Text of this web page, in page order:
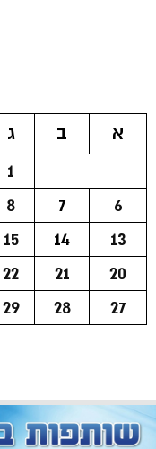
א
ב ג
1
6
7
8
13
14
15
20
21
22
27
28
29